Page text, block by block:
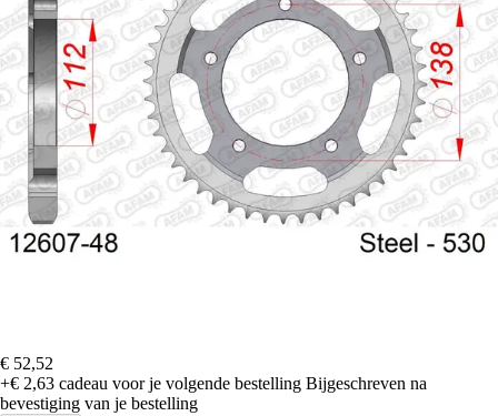
€ 52,52
+€ 2,63 cadeau voor je volgende bestelling Bijgeschreven na
bevestiging van je bestelling